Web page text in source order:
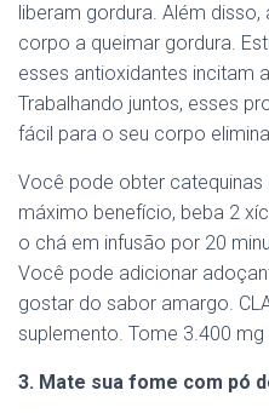
liberam gordura. Além
corpo a queimar gordura.
esses antioxidantes incitam
Trabalhando juntos, esses
fácil para o seu corpo
Você pode obter
máximo benefício, beba 2
o chá em infusão por 20
Você pode adicionar
gostar do sabor amargo.
suplemento. Tome 3.400 mg
3. Mate sua fome com pó